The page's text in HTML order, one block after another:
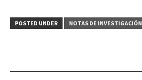
POSTED UNDER NOTAS DE INVESTIGACIÓN